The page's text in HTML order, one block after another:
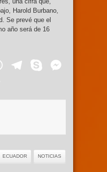
Harold Burbano,
Se prevé que el
año será de 16
WhatsApp
Telegram
Skype
ECUADOR NOTICIAS